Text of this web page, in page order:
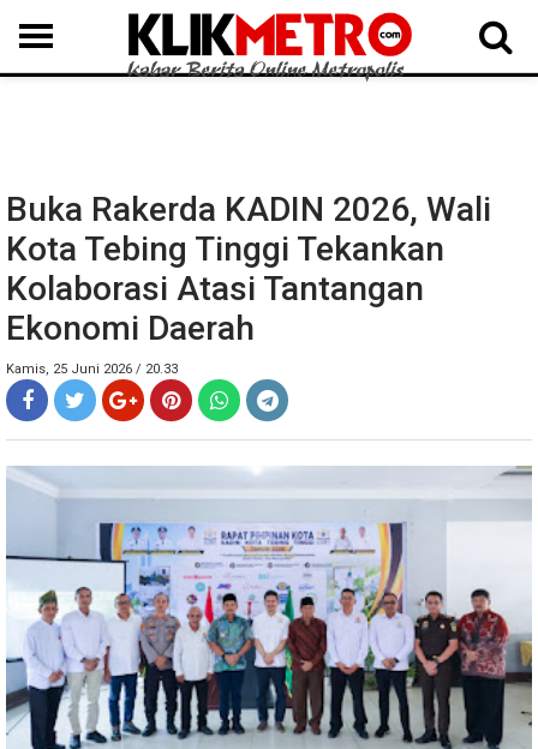
MEDAN LANGKAT DAIRI SAMOSIR TAPUT BATUBARA DELISERDANG
Buka Rakerda KADIN 2026, Wali
Kota Tebing Tinggi Tekankan
Kolaborasi Atasi Tantangan
Ekonomi Daerah
Kamis, 25 Juni 2026 / 20.33